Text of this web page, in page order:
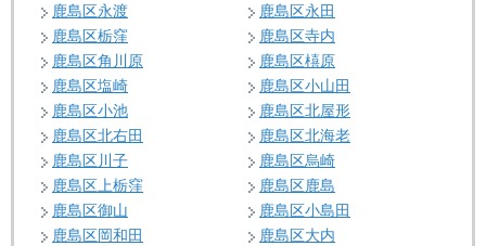
鹿島区永渡
鹿島区永田
鹿島区栃窪
鹿島区寺内
鹿島区角川原
鹿島区橲原
鹿島区塩崎
鹿島区小山田
鹿島区小池
鹿島区北屋形
鹿島区北右田
鹿島区北海老
鹿島区川子
鹿島区烏崎
鹿島区上栃窪
鹿島区鹿島
鹿島区御山
鹿島区小島田
鹿島区岡和田
鹿島区大内